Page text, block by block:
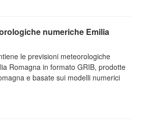
numeriche Emilia
le previsioni meteorologiche
Romagna in formato GRIB, prodotte
e basate sui modelli numerici